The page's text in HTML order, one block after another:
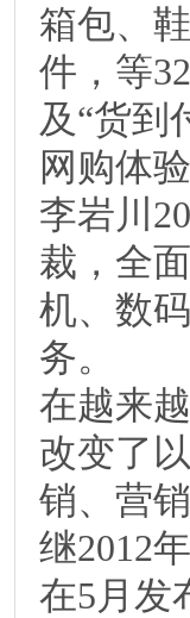
箱包、
件，等
及“货到
网购体
李岩川
裁，全
机、数
务。
在越来
改变了
销、营
继2012
在5月发